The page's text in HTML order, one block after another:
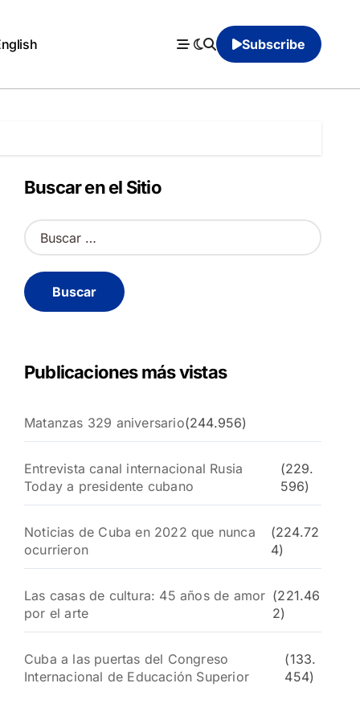
Subscribe
Buscar en el Sitio
B
u
c
a
Publicaciones más vistas
Matanzas 329 aniversario(244.956)
Entrevista canal internacional Rusia
Today a presidente cubano
(229.
596)
Noticias de Cuba en 2022 que nunca
ocurrieron
(224.72
4)
Las casas de cultura: 45 años de amor
por el arte
(221.46
2)
Cuba a las puertas del Congreso
Internacional de Educación Superior
(133.
454)